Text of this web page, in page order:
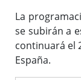
La
se subirán a
continuará el
España.